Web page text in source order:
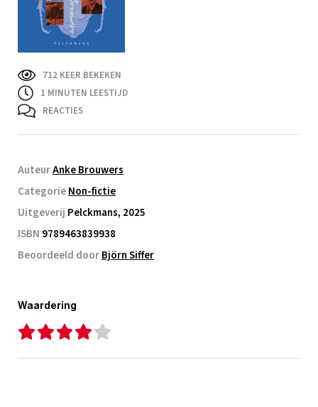
712 KEER BEKEKEN
1 MINUTEN LEESTIJD
REACTIES
AuteurAnke Brouwers
CategorieNon-fictie
Uitgeverij Pelckmans, 2025
ISBN 9789463839938
Beoordeeld doorBjörn Siffer
Waardering